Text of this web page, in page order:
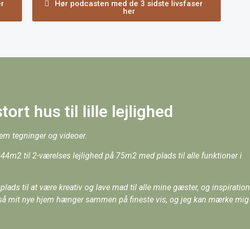
Hør podcasten med de 3 sidste livsfaser
her
hus til lille lejlighed
tegninger og videoer.
til 2-værelses lejlighed på 75m2 med plads til alle funktioner i
til at være kreativ og lave mad til alle mine gæster, og inspiration
mit nye hjem hænger sammen på fineste vis, og jeg kan mærke mig